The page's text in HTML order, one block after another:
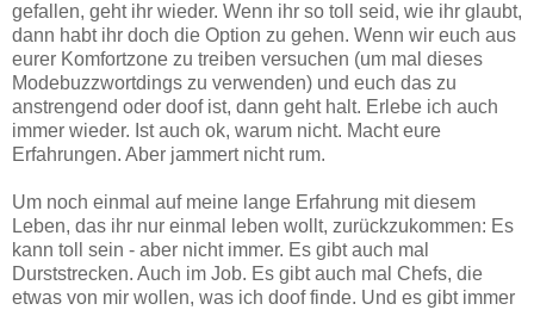
gefallen, geht ihr wieder. Wenn ihr so toll seid, wie ihr glaubt,
dann habt ihr doch die Option zu gehen. Wenn wir euch aus
eurer Komfortzone zu treiben versuchen (um mal dieses
Modebuzzwortdings zu verwenden) und euch das zu
anstrengend oder doof ist, dann geht halt. Erlebe ich auch
immer wieder. Ist auch ok, warum nicht. Macht eure
Erfahrungen. Aber jammert nicht rum.
Um noch einmal auf meine lange Erfahrung mit diesem
Leben, das ihr nur einmal leben wollt, zurückzukommen: Es
kann toll sein - aber nicht immer. Es gibt auch mal
Durststrecken. Auch im Job. Es gibt auch mal Chefs, die
etwas von mir wollen, was ich doof finde. Und es gibt immer